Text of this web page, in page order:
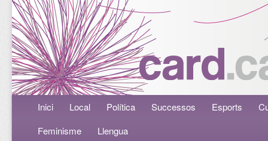
Menú principalAneu al contingut principal
Aneu al contingut secundari
Inici Local Política Successos Esports
Feminisme
Llengua